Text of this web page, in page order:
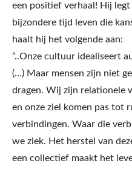
een positief verhaal! Hij
bijzondere tijd leven die
haalt hij het volgende aan:
“..Onze cultuur idealiseert
(…) Maar mensen zijn niet
dragen. Wij zijn relationele
en onze ziel komen pas tot
verbindingen. Waar die
we ziek. Het herstel van
een collectief maakt het